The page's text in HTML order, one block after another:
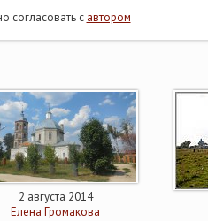
согласовать с автором
2 августа 2014
Елена Громакова